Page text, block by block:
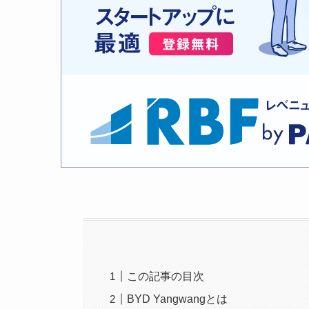
この記事の目次
BYD Yangwangとは